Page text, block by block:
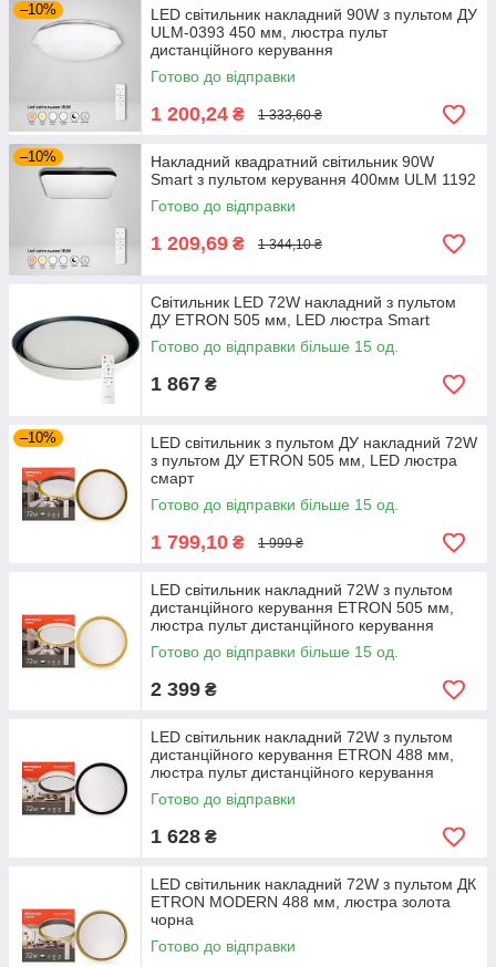
–10%
LED світильник накладний 90W з пультом ДУ
ULM-0393 450 мм, люстра пульт
дистанційного керування
Готово до відправки
1 200,24 ₴ 1 333,60 ₴
–10%
Накладний квадратний світильник 90W
Smart з пультом керування 400мм ULM 1192
Готово до відправки
1 209,69 ₴ 1 344,10 ₴
Світильник LED 72W накладний з пультом
ДУ ETRON 505 мм, LED люстра Smart
Готово до відправки більше 15 од.
1 867 ₴
–10%
LED світильник з пультом ДУ накладний 72W
з пультом ДУ ETRON 505 мм, LED люстра
смарт
Готово до відправки більше 15 од.
1 799,10 ₴ 1 999 ₴
LED світильник накладний 72W з пультом
дистанційного керування ETRON 505 мм,
люстра пульт дистанційного керування
Готово до відправки більше 15 од.
2 399 ₴
LED світильник накладний 72W з пультом
дистанційного керування ETRON 488 мм,
люстра пульт дистанційного керування
Готово до відправки
1 628 ₴
LED світильник накладний 72W з пультом ДК
ETRON MODERN 488 мм, люстра золота
чорна
Готово до відправки